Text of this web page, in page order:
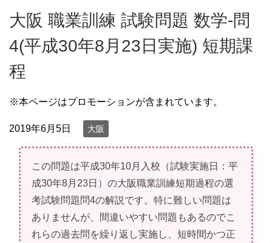
大阪 職業訓練 試験問題 数学-問
4(平成30年8月23日実施) 短期課
程
※本ページはプロモーションが含まれています。
2019年6月5日 大阪
この問題は平成30年10月入校（試験実施日：平
成30年8月23日）の大阪職業訓練短期過程の選
考試験問題問4の解説です。特に難しい問題は
ありませんが、間違いやすい問題もあるのでこ
れらの過去問を繰り返し実施し、短時間かつ正